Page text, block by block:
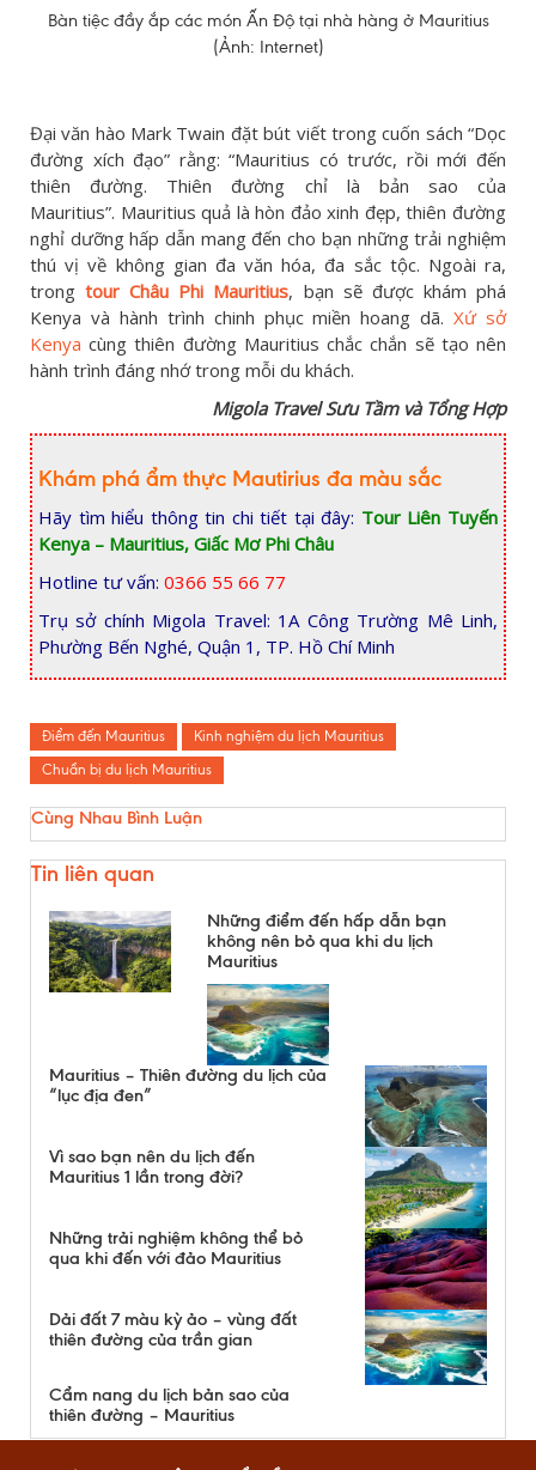
Bàn tiệc đầy ắp các món Ấn Độ tại nhà hàng ở Mauritius
(Ảnh: Internet)
Đại văn hào Mark Twain đặt bút viết trong cuốn sách “Dọc
đường xích đạo” rằng: “Mauritius có trước, rồi mới đến
thiên đường. Thiên đường chỉ là bản sao của
Mauritius”. Mauritius quả là hòn đảo xinh đẹp, thiên đường
nghỉ dưỡng hấp dẫn mang đến cho bạn những trải nghiệm
thú vị về không gian đa văn hóa, đa sắc tộc. Ngoài ra,
trongtour Châu Phi Mauritius, bạn sẽ được khám phá
Kenya và hành trình chinh phục miền hoang dã.Xứ sở
Kenya cùng thiên đường Mauritius chắc chắn sẽ tạo nên
hành trình đáng nhớ trong mỗi du khách.
Migola Travel Sưu Tầm và Tổng Hợp
Khám phá ẩm thực Mautirius đa màu sắc
Hãy tìm hiểu thông tin chi tiết tại đây: Tour Liên Tuyến
Kenya – Mauritius, Giấc Mơ Phi Châu
Hotline tư vấn: 0366 55 66 77
Trụ sở chính Migola Travel: 1A Công Trường Mê Linh,
Phường Bến Nghé, Quận 1, TP. Hồ Chí Minh
Điểm đến Mauritius
Kinh nghiệm du lịch Mauritius
Chuẩn bị du lịch Mauritius
Cùng Nhau Bình Luận
Tin liên quan
Những điểm đến hấp dẫn bạn
không nên bỏ qua khi du lịch
Mauritius
Mauritius – Thiên đường du lịch của
“lục địa đen”
Vì sao bạn nên du lịch đến
Mauritius 1 lần trong đời?
Những trải nghiệm không thể bỏ
qua khi đến với đảo Mauritius
Dải đất 7 màu kỳ ảo – vùng đất
thiên đường của trần gian
Cẩm nang du lịch bản sao của
thiên đường – Mauritius